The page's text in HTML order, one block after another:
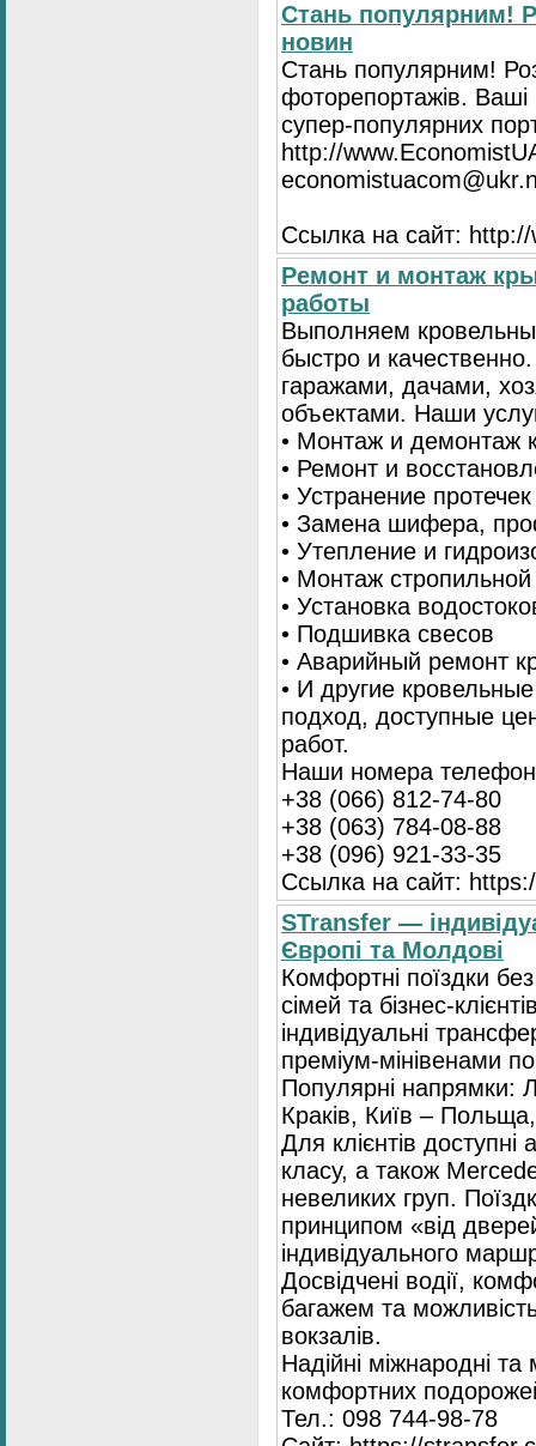
Стань популярним!
новин
Стань популярним!
фоторепортажів. Ваші
супер-популярних
http://
Ссылка на сайт:
Ремонт и монтаж
работы
Выполняем
быстро и
гаражами, дачами,
объектами. Наши
• Монтаж и демонтаж
• Ремонт и
• Устранение протечек
• Замена шифера,
• Утепление и
• Монтаж
• Установка
• Подшивка свесов
• Аварийный ремонт
• И другие
подход, доступные
работ.
Наши номера
+38 (066) 812-74-80
+38 (063) 784-08-88
+38 (096) 921-33-35
Ссылка на сайт:
STransfer —
Європі та Молдові
Комфортні поїздки
сімей та бізнес-
індивідуальні
преміум-мінівенами
Популярні напрямки:
Краків, Київ –
Для клієнтів
класу, а також
невеликих груп.
принципом «від
індивідуального
Досвідчені водії,
багажем та
вокзалів.
Надійні міжнародні
комфортних
Тел.: 098 744-98-78